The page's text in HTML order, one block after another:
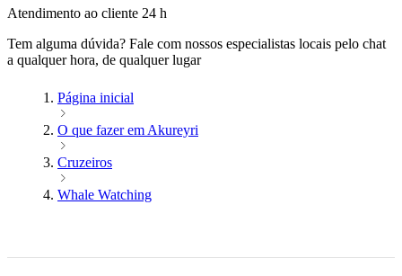
Atendimento ao cliente 24 h
Tem alguma dúvida? Fale com nossos especialistas locais pelo chat
a qualquer hora, de qualquer lugar
Página inicial
O que fazer em Akureyri
Cruzeiros
Whale Watching